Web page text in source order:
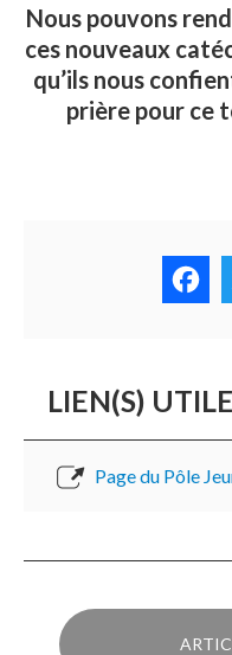
Nous pouvons
ces nouveaux
qu’ils nous
prière pour ce
LIEN(S)
Page du Pôle